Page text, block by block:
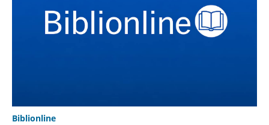
Biblionline